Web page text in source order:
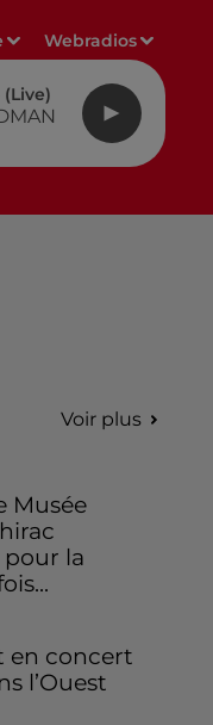
Webradios
(live)
Voir plus
Musée
la
en concert
l’Ouest